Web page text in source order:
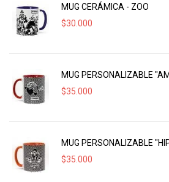
MUG CERÁMICA - ZOO
$30.000
MUG PERSONALIZABLE
$35.000
MUG PERSONALIZABLE
$35.000